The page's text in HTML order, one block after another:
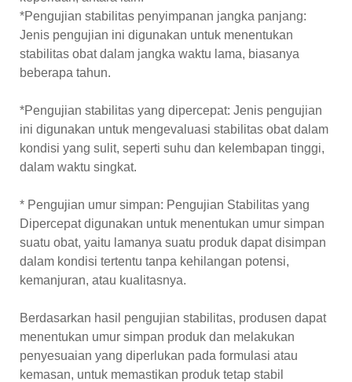
*Pengujian stabilitas penyimpanan jangka panjang:
Jenis pengujian ini digunakan untuk menentukan
stabilitas obat dalam jangka waktu lama, biasanya
beberapa tahun.
*Pengujian stabilitas yang dipercepat: Jenis pengujian
ini digunakan untuk mengevaluasi stabilitas obat dalam
kondisi yang sulit, seperti suhu dan kelembapan tinggi,
dalam waktu singkat.
* Pengujian umur simpan: Pengujian Stabilitas yang
Dipercepat digunakan untuk menentukan umur simpan
suatu obat, yaitu lamanya suatu produk dapat disimpan
dalam kondisi tertentu tanpa kehilangan potensi,
kemanjuran, atau kualitasnya.
Berdasarkan hasil pengujian stabilitas, produsen dapat
menentukan umur simpan produk dan melakukan
penyesuaian yang diperlukan pada formulasi atau
kemasan, untuk memastikan produk tetap stabil